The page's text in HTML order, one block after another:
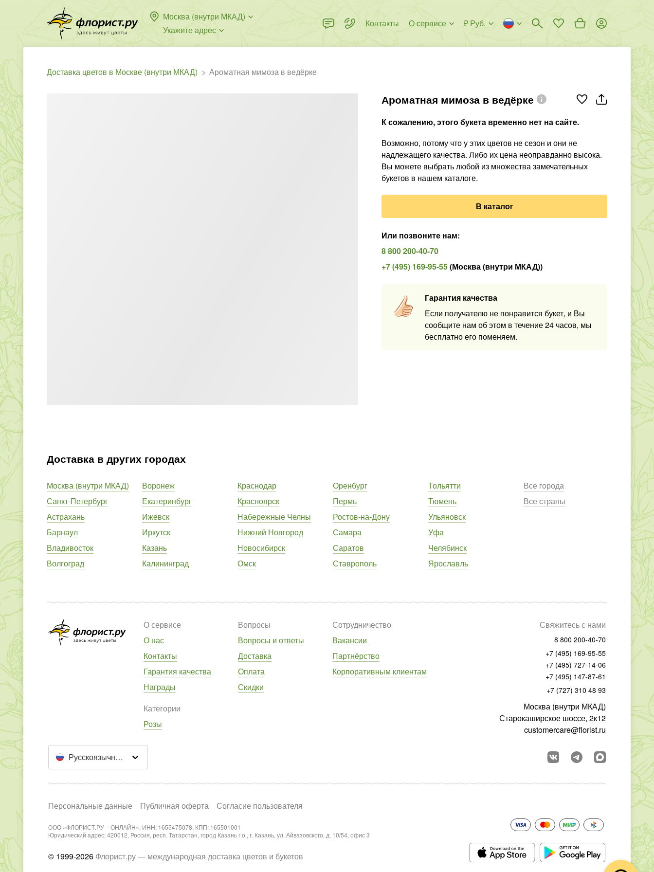
Москва (внутри МКАД)
Укажите адрес
Контакты О сервисе ₽ Руб.
Доставка цветов в Москве (внутри МКАД) Ароматная мимоза в ведёрке
Ароматная мимоза в ведёрке
К сожалению, этого букета временно нет на сайте.
Возможно, потому что у этих цветов не сезон и они не
надлежащего качества. Либо их цена неоправданно высока.
Вы можете выбрать любой из множества замечательных
букетов в нашем каталоге.
В каталог
Или позвоните нам:
8 800 200-40-70
+7 (495) 169-95-55(Москва (внутри МКАД))
Гарантия качества
Если получателю не понравится букет, и Вы
сообщите нам об этом в течение 24 часов, мы
бесплатно его поменяем.
Доставка в других городах
Москва (внутри МКАД)
Санкт-Петербург
Астрахань
Барнаул
Владивосток
Волгоград
Воронеж
Екатеринбург
Ижевск
Иркутск
Казань
Калининград
Краснодар
Красноярск
Набережные Челны
Нижний Новгород
Новосибирск
Омск
Оренбург
Пермь
Ростов-на-Дону
Самара
Саратов
Ставрополь
Тольятти
Тюмень
Ульяновск
Уфа
Челябинск
Ярославль
Все города
Все страны
О сервисе
О нас
Контакты
Гарантия качества
Награды
Вопросы
Вопросы и ответы
Доставка
Оплата
Скидки
Сотрудничество
Вакансии
Партнёрство
Корпоративным клиентам
Категории
Розы
Свяжитесь с нами
8 800 200-40-70
+7 (495) 169-95-55
+7 (495) 727-14-06
+7 (495) 147-87-61
+7 (727) 310 48 93
Москва (внутри МКАД)
Старокаширское шоссе, 2к12
customercare@florist.ru
Русскоязычный сайт
Персональные данные Публичная оферта Согласие пользователя
ООО «ФЛОРИСТ.РУ – ОНЛАЙН», ИНН: 1655475078, КПП: 165501001
Юридический адрес: 420012, Россия, респ. Татарстан, город Казань г.о., г. Казань, ул. Айвазовского, д. 10/54, офис 3
© 1999-2026 Флорист.ру — международная доставка цветов и букетов